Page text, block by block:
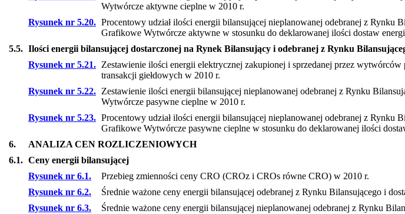
Wytwórcze aktywne cieplne w 2010 r.
Rysunek nr 5.20. Procentowy udział ilości energii bilansującej nieplanowanej odebranej z Rynku
Grafikowe Wytwórcze aktywne w stosunku do deklarowanej ilości dostaw
5.5. Ilości energii bilansującej dostarczonej na Rynek Bilansujący i odebranej z Rynku
Rysunek nr 5.21. Zestawienie ilości energii elektrycznej zakupionej i sprzedanej przez
transakcji giełdowych w 2010 r.
Rysunek nr 5.22. Zestawienie ilości energii bilansującej nieplanowanej odebranej z Rynku
Wytwórcze pasywne cieplne w 2010 r.
Rysunek nr 5.23. Procentowy udział ilości energii bilansującej nieplanowanej odebranej z Rynku
Grafikowe Wytwórcze pasywne cieplne w stosunku do deklarowanej ilości
6.
ANALIZA CEN ROZLICZENIOWYCH
6.1. Ceny energii bilansującej
Rysunek nr 6.1.
Przebieg zmienności ceny CRO (CROz i CROs równe CRO) w 2010 r.
Rysunek nr 6.2.
Średnie ważone ceny energii bilansującej odebranej z Rynku Bilansującego i
Rysunek nr 6.3.
Średnie ważone ceny energii bilansującej nieplanowanej odebranej z Rynku